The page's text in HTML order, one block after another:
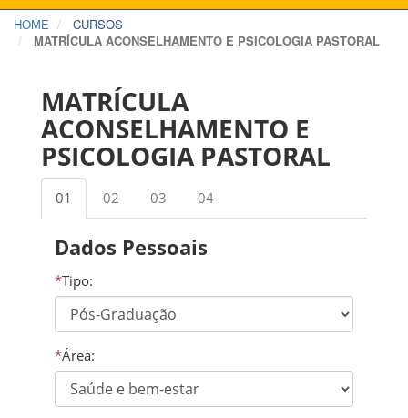
HOME
CURSOS
MATRÍCULA ACONSELHAMENTO E PSICOLOGIA PASTORAL
MATRÍCULA
ACONSELHAMENTO E
PSICOLOGIA PASTORAL
01 02 03 04
Dados Pessoais
*Tipo:
*Área: